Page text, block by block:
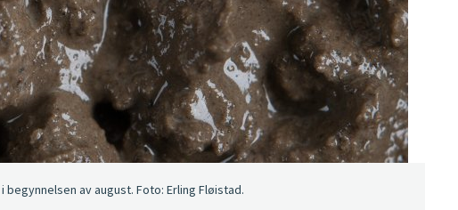
av august. Foto: Erling Fløistad.